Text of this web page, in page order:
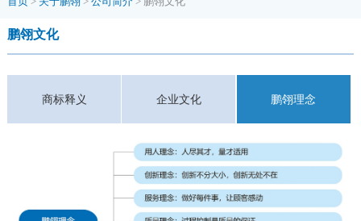
鹏翎文化
商标释义 企业文化 鹏翎理念